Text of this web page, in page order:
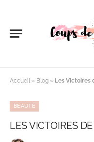
Accueil » Blog » Les Victoires
BEAUTÉ
LES VICTOIRES